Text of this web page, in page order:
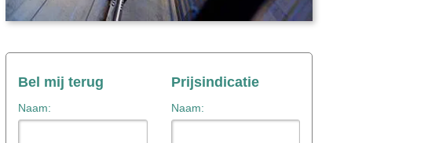
Bel mij terug
Naam:
Prijsindicatie
Naam: